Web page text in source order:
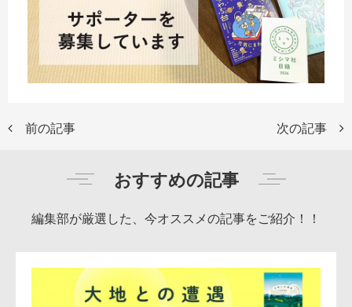
前の記事 次の記事
おすすめの記事
編集部が厳選した、今オススメの記事をご紹介！！